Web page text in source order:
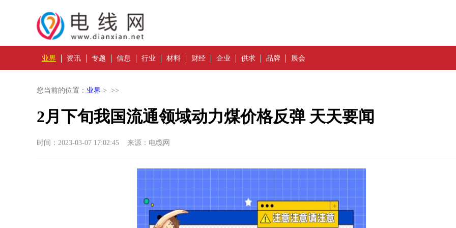
业界 资讯 专题 信息 行业 材料 财经 企业 供求 品牌 展会
您当前的位置： 业界 > >>
2月下旬我国流通领域动力煤价格反弹 天天要闻
时间：2023-03-07 17:02:45 来源：电缆网